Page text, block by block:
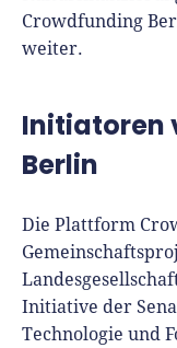
Crowdfunding
weiter.
Initiatoren
Berlin
Die Plattform
Initiative der
Technologie und